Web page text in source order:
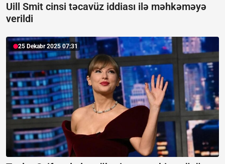
Uill Smit cinsi təcavüz iddiası ilə məhkəməyə
verildi
25 Dekabr 2025 07:31